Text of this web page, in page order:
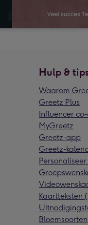
Hulp &
Waarom
Greetz Plus
Influencer
MyGreetz
Greetz-app
Greetz-
Kaartteksten
Bloemsoorten